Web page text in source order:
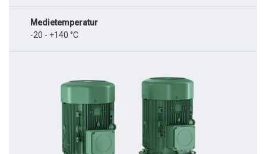
Medietemperatur
-20 - +140 °C